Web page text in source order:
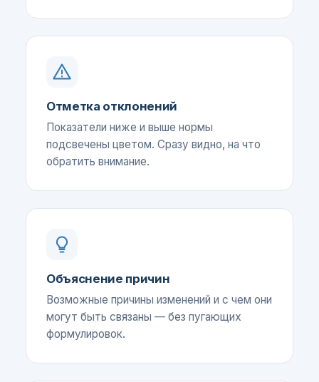
Отметка отклонений
Показатели ниже и выше нормы
подсвечены цветом. Сразу видно, на что
обратить внимание.
Объяснение причин
Возможные причины изменений и с чем они
могут быть связаны — без пугающих
формулировок.